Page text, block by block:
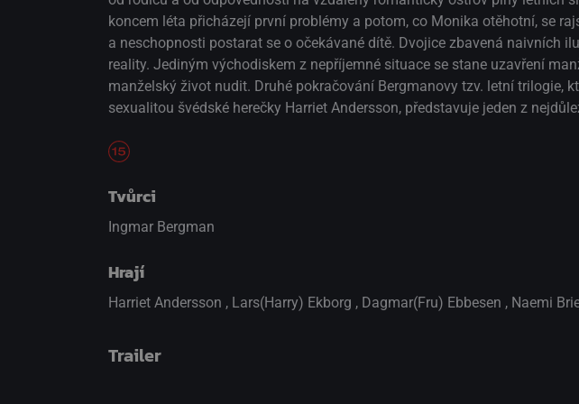
koncem léta přicházejí první problémy a potom, co Monika otěhotní, se
a neschopnosti postarat se o očekávané dítě. Dvojice zbavená naivních
reality. Jediným východiskem z nepříjemné situace se stane uzavření
manželský život nudit. Druhé pokračování Bergmanovy tzv. letní trilogie,
sexualitou švédské herečky Harriet Andersson, představuje jeden z
Tvůrci
Ingmar Bergman
Hrají
Harriet Andersson , Lars(Harry) Ekborg , Dagmar(Fru) Ebbesen , Naemi
Trailer